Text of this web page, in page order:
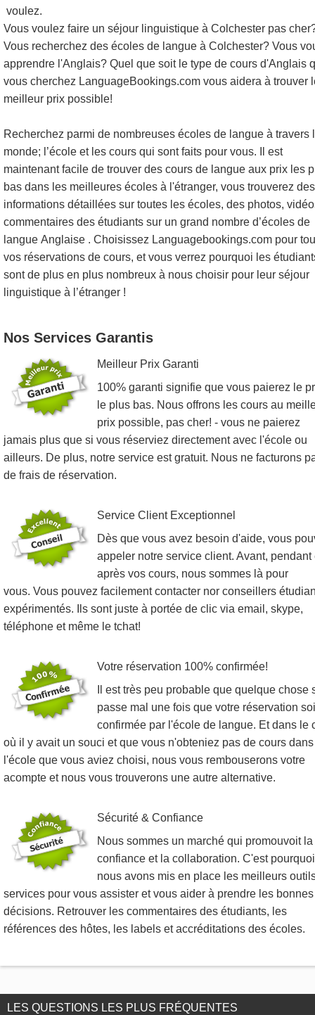
voulez.
Vous voulez faire un séjour linguistique à Colchester pas
Vous recherchez des écoles de langue à Colchester? Vous
apprendre l'Anglais? Quel que soit le type de cours d'Anglais
vous cherchez LanguageBookings.com vous aidera à trouver
meilleur prix possible!
Recherchez parmi de nombreuses écoles de langue à travers
monde; l’école et les cours qui sont faits pour vous. Il est
maintenant facile de trouver des cours de langue aux prix les
bas dans les meilleures écoles à l'étranger, vous trouverez des
informations détaillées sur toutes les écoles, des photos,
commentaires des étudiants sur un grand nombre d’écoles de
langue Anglaise . Choisissez Languagebookings.com pour
vos réservations de cours, et vous verrez pourquoi les
sont de plus en plus nombreux à nous choisir pour leur séjour
linguistique à l’étranger !
Nos Services Garantis
Meilleur Prix Garanti
100% garanti signifie que vous paierez le
le plus bas. Nous offrons les cours au
prix possible, pas cher! - vous ne paierez
jamais plus que si vous réserviez directement avec l'école ou
ailleurs. De plus, notre service est gratuit. Nous ne facturons
de frais de réservation.
Service Client Exceptionnel
Dès que vous avez besoin d'aide, vous
appeler notre service client. Avant, pendant
après vos cours, nous sommes là pour
vous. Vous pouvez facilement contacter nor conseillers
expérimentés. Ils sont juste à portée de clic via email, skype,
téléphone et même le tchat!
Votre réservation 100% confirmée!
Il est très peu probable que quelque chose
passe mal une fois que votre réservation
confirmée par l'école de langue. Et dans le
où il y avait un souci et que vous n'obteniez pas de cours dans
l'école que vous aviez choisi, nous vous rembouserons votre
acompte et nous vous trouverons une autre alternative.
Sécurité & Confiance
Nous sommes un marché qui promouvoit la
confiance et la collaboration. C'est pourquoi
nous avons mis en place les meilleurs
services pour vous assister et vous aider à prendre les bonnes
décisions. Retrouver les commentaires des étudiants, les
références des hôtes, les labels et accréditations des écoles.
LES QUESTIONS LES PLUS FRÉQUENTES